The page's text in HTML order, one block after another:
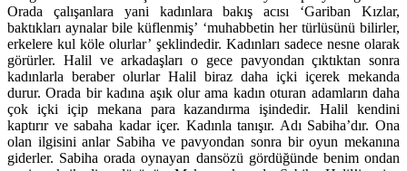
Orada çalışanlara yani kadınlara bakış acısı ‘Gariban Kızlar,
baktıkları aynalar bile küflenmiş’ ‘muhabbetin her türlüsünü bilirler,
erkelere kul köle olurlar’ şeklindedir. Kadınları sadece nesne olarak
görürler. Halil ve arkadaşları o gece pavyondan çıktıktan sonra
kadınlarla beraber olurlar Halil biraz daha içki içerek mekanda
durur. Orada bir kadına aşık olur ama kadın oturan adamların daha
çok içki içip mekana para kazandırma işindedir. Halil kendini
kaptırır ve sabaha kadar içer. Kadınla tanışır. Adı Sabiha’dır. Ona
olan ilgisini anlar Sabiha ve pavyondan sonra bir oyun mekanına
giderler. Sabiha orada oynayan dansözü gördüğünde benim ondan